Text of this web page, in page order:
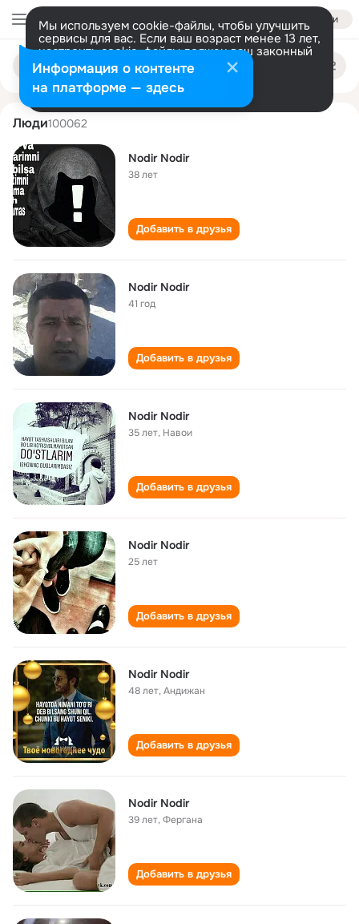
Войти
Мы используем cookie-файлы, чтобы улучшить
сервисы для вас. Если ваш возраст менее 13 лет,
настроить cookie-файлы должен ваш законный
представитель. Больше информации
Разрешить все Настроить
Поиск
людям
nodir nodir
Люди100062
Nodir Nodir
38 лет
Добавить в друзья
Nodir Nodir
41 год
Добавить в друзья
Nodir Nodir
35 лет, Навои
Добавить в друзья
Nodir Nodir
25 лет
Добавить в друзья
Nodir Nodir
48 лет,Андижан
Добавить в друзья
Nodir Nodir
39 лет,Фергана
Добавить в друзья
Информация о контенте
на платформе — здесь